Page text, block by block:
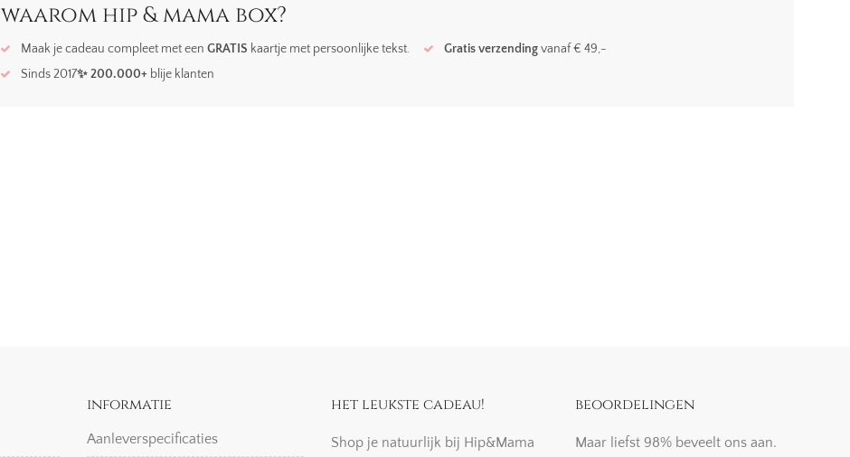
waarom hip & mama box?
Maak je cadeau compleet met een GRATIS kaartje met persoonlijke tekst. Gratis verzendingvanaf € 49,-
Sinds 2017✨ 200.000+ blije klanten
informatie
Aanleverspecificaties
het leukste cadeau!
Shop je natuurlijk bij Hip&Mama
beoordelingen
Maar liefst 98% beveelt ons aan.